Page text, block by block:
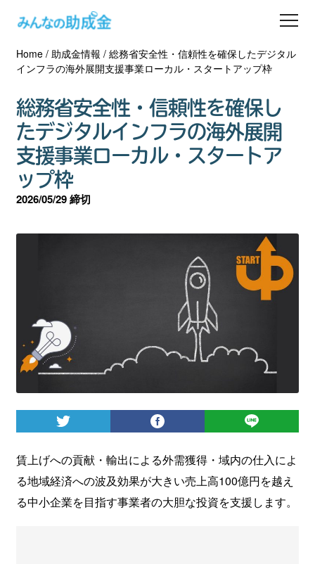
助成金を探す
士業の方へ
助成金コラム
専門家一覧
ログイン
Home/ 助成金情報 / 総務省安全性・信頼性を確保したデジタル
インフラの海外展開支援事業ローカル・スタートアップ枠
総務省安全性・信頼性を確保し
たデジタルインフラの海外展開
支援事業ローカル・スタートア
ップ枠
2026/05/29 締切
賃上げへの貢献・輸出による外需獲得・域内の仕入によ
る地域経済への波及効果が大きい売上高100億円を越え
る中小企業を目指す事業者の大胆な投資を支援します。